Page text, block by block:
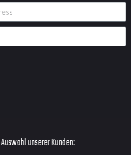
unserer Kunden: